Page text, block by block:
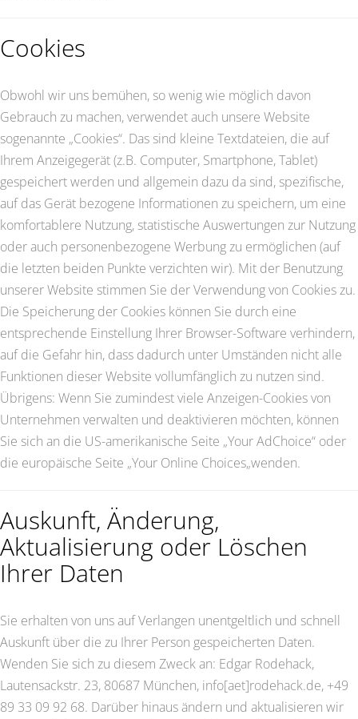
Cookies
Obwohl wir uns bemühen, so wenig wie möglich davon
Gebrauch zu machen, verwendet auch unsere Website
sogenannte „Cookies“. Das sind kleine Textdateien, die auf
Ihrem Anzeigegerät (z.B. Computer, Smartphone, Tablet)
gespeichert werden und allgemein dazu da sind, spezifische,
auf das Gerät bezogene Informationen zu speichern, um eine
komfortablere Nutzung, statistische Auswertungen zur Nutzung
oder auch personenbezogene Werbung zu ermöglichen (auf
die letzten beiden Punkte verzichten wir). Mit der Benutzung
unserer Website stimmen Sie der Verwendung von Cookies zu.
Die Speicherung der Cookies können Sie durch eine
entsprechende Einstellung Ihrer Browser-Software verhindern,
auf die Gefahr hin, dass dadurch unter Umständen nicht alle
Funktionen dieser Website vollumfänglich zu nutzen sind.
Übrigens: Wenn Sie zumindest viele Anzeigen-Cookies von
Unternehmen verwalten und deaktivieren möchten, können
Sie sich an die US-amerikanische Seite „Your AdChoice“ oder
die europäische Seite „Your Online Choices„wenden.
Auskunft, Änderung,
Aktualisierung oder Löschen
Ihrer Daten
Sie erhalten von uns auf Verlangen unentgeltlich und schnell
Auskunft über die zu Ihrer Person gespeicherten Daten.
Wenden Sie sich zu diesem Zweck an: Edgar Rodehack,
Lautensackstr. 23, 80687 München, info[aet]rodehack.de, +49
89 33 09 92 68. Darüber hinaus ändern und aktualisieren wir